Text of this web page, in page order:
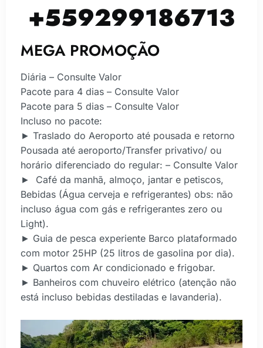
+559299186713
MEGA PROMOÇÃO
Diária – Consulte Valor
Pacote para 4 dias – Consulte Valor
Pacote para 5 dias – Consulte Valor
Incluso no pacote:
► Traslado do Aeroporto até pousada e retorno
Pousada até aeroporto/Transfer privativo/ ou
horário diferenciado do regular: – Consulte Valor
► Café da manhã, almoço, jantar e petiscos,
Bebidas (Água cerveja e refrigerantes) obs: não
incluso água com gás e refrigerantes zero ou
Light).
► Guia de pesca experiente Barco plataformado
com motor 25HP (25 litros de gasolina por dia).
► Quartos com Ar condicionado e frigobar.
► Banheiros com chuveiro elétrico (atenção não
está incluso bebidas destiladas e lavanderia).